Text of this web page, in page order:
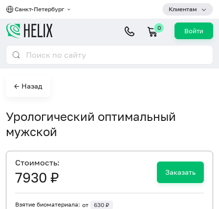
Санкт-Петербург Клиентам
0 Войти
← Назад
Урологический оптимальный
мужской
Cтоимость:
7930 ₽ Заказать
Взятие биоматериала: от 630 ₽